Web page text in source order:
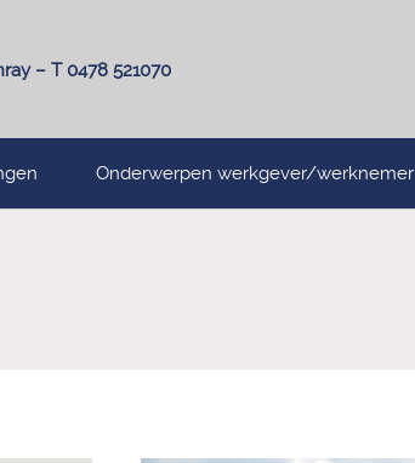
– T 0478 521070
Onderwerpen werkgever/werknemer